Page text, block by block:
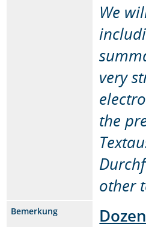
We
very
the
other
Bemerkung